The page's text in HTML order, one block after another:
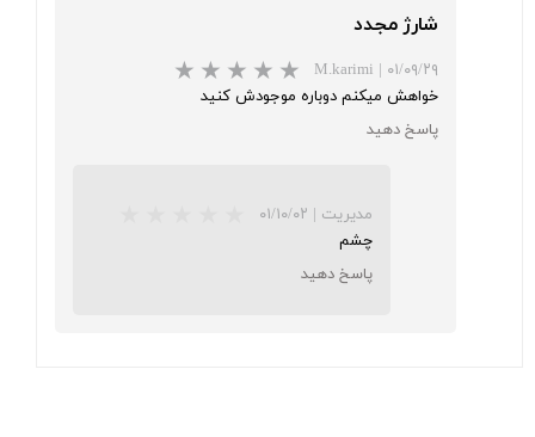
شارژ مجدد
M.karimi | ۰۱/۰۹/۲۹
خواهش میکنم دوباره موجودش کنید
پاسخ دهید
مدیریت | ۰۱/۱۰/۰۲
چشم
پاسخ دهید